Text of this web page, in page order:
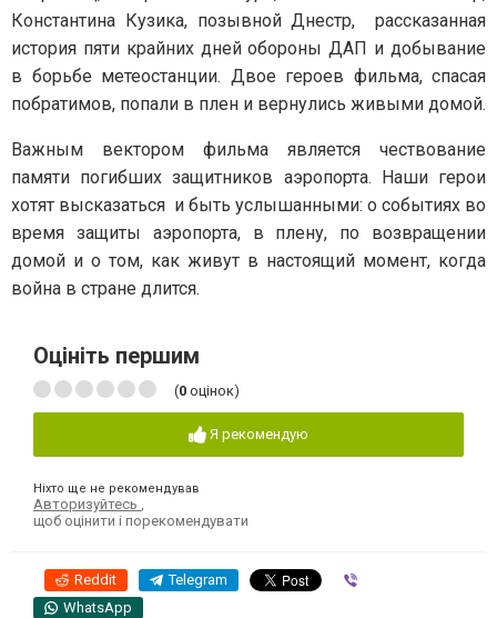
Константина Кузика, позывной Днестр, рассказанная
история пяти крайних дней обороны ДАП и добывание
в борьбе метеостанции. Двое героев фильма, спасая
побратимов, попали в плен и вернулись живыми домой.
Важным вектором фильма является чествование
памяти погибших защитников аэропорта. Наши герои
хотят высказаться и быть услышанными: о событиях во
время защиты аэропорта, в плену, по возвращении
домой и о том, как живут в настоящий момент, когда
война в стране длится.
Оцініть першим
(0 оцінок)
Я рекомендую
Ніхто ще не рекомендував
Авторизуйтесь ,
щоб оцінити і порекомендувати
Reddit Telegram
WhatsApp